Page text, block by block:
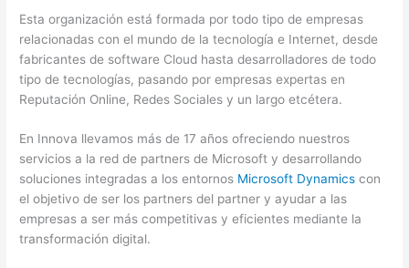
Esta organización está formada por todo tipo de empresas
relacionadas con el mundo de la tecnología e Internet, desde
fabricantes de software Cloud hasta desarrolladores de todo
tipo de tecnologías, pasando por empresas expertas en
Reputación Online, Redes Sociales y un largo etcétera.
En Innova llevamos más de 17 años ofreciendo nuestros
servicios a la red de partners de Microsoft y desarrollando
soluciones integradas a los entornos Microsoft Dynamics con
el objetivo de ser los partners del partner y ayudar a las
empresas a ser más competitivas y eficientes mediante la
transformación digital.